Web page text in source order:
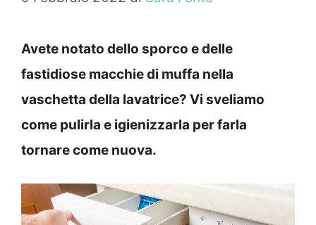
Avete notato dello sporco e delle
fastidiose macchie di muffa nella
vaschetta della lavatrice? Vi sveliamo
come pulirla e igienizzarla per farla
tornare come nuova.